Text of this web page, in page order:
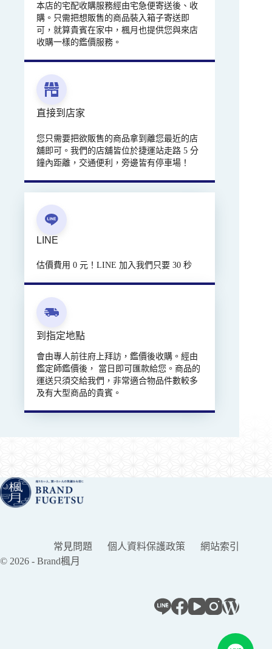
本店的宅配收購服務經由宅急便寄送後、收
購。只需把想販售的商品裝入箱子寄送即
可，就算貴賓在家中，楓月也提供您與來店
收購一樣的鑑價服務。
直接到店家
您只需要把欲販售的商品拿到離您最近的店
舖即可。我們的店舖皆位於捷運站走路 5 分
鐘內距離，交通便利，旁邊皆有停車場！
LINE
估價費用 0 元！LINE 加入我們只要 30 秒
到指定地點
會由專人前往府上拜訪，鑑價後收購。經由
鑑定師鑑價後， 當日即可匯款給您。商品的
運送只須交給我們，非常適合物品件數較多
及有大型商品的貴賓。
常見問題 個人資料保護政策
網站索引
© 2026 - Brand楓月